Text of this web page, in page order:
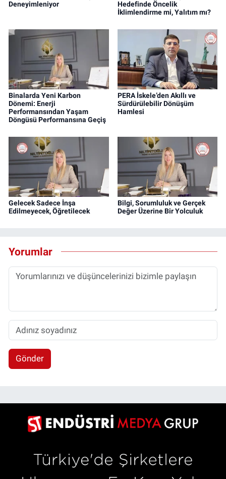
Deneyimleniyor
Hedefinde Öncelik
İklimlendirme mi, Yalıtım mı?
Binalarda Yeni Karbon
Dönemi: Enerji
Performansından Yaşam
Döngüsü Performansına Geçiş
PERA İskele’den Akıllı ve
Sürdürülebilir Dönüşüm
Hamlesi
Gelecek Sadece İnşa
Edilmeyecek, Öğretilecek
Bilgi, Sorumluluk ve Gerçek
Değer Üzerine Bir Yolculuk
Yorumlar
Gönder